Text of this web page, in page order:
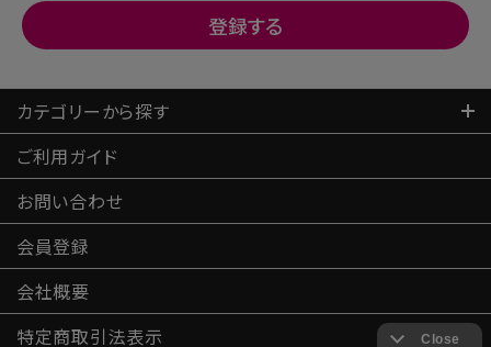
カテゴリーから探す
ご利用ガイド
お問い合わせ
会員登録
会社概要
特定商取引法表示